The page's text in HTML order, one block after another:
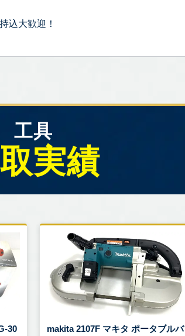
込大歓迎！
工具
実績
30
makita 2107F マキタ ポータブルバ